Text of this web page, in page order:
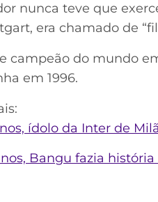
nunca teve que
era chamado de
campeão do mundo
em 1996.
ídolo da Inter de
Bangu fazia